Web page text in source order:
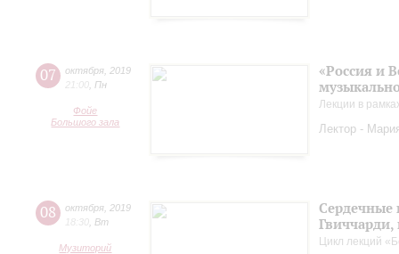
07 октября 2019
21:00 Пн
Фойе
Большого зала
«Россия и
Лекции в
Лектор -
08 октября 2019
18:30 Вт
Музиторий
Сердечные
Цикл лекций